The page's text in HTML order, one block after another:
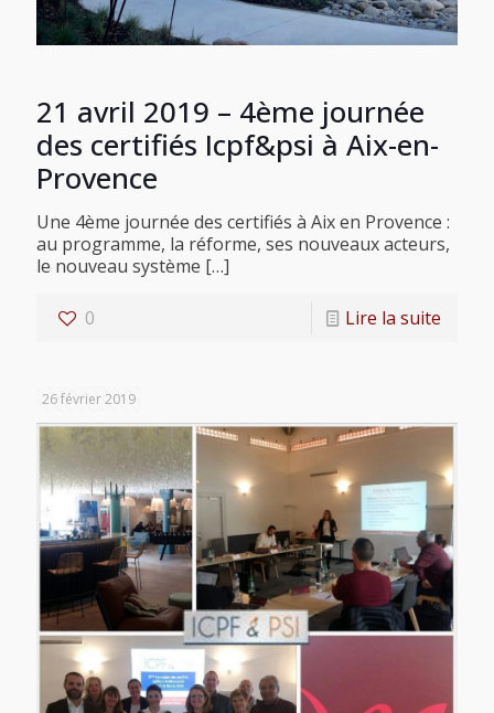
21 avril 2019 – 4ème journée
des certifiés Icpf&psi à Aix-en-
Provence
Une 4ème journée des certifiés à Aix en Provence :
au programme, la réforme, ses nouveaux acteurs,
le nouveau système […]
0 Lire la suite
26 février 2019